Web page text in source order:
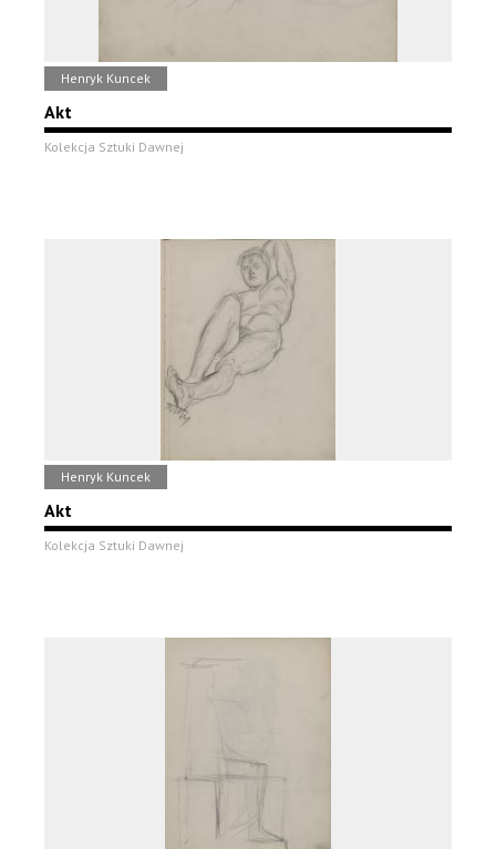
Henryk Kuncek
Akt
Kolekcja Sztuki Dawnej
Henryk Kuncek
Akt
Kolekcja Sztuki Dawnej